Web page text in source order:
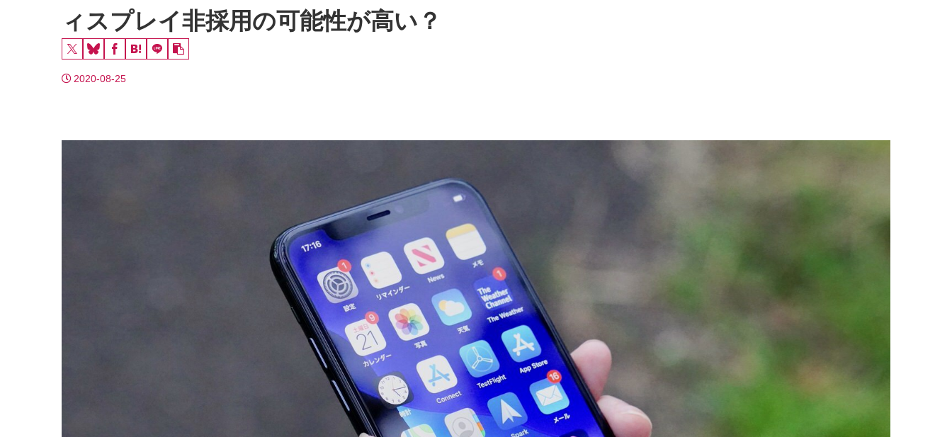
ィスプレイ非採用の可能性が高い？
2020-08-25